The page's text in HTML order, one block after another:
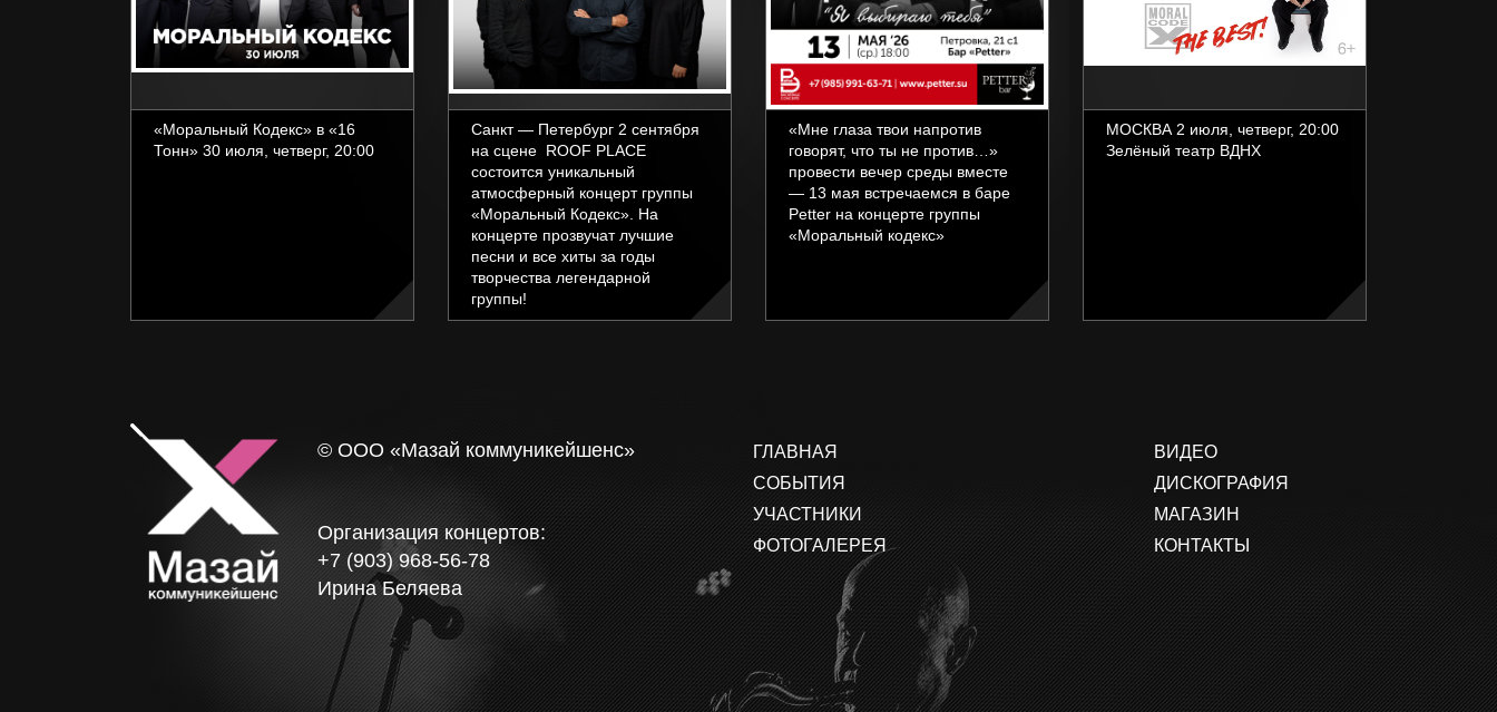
«Моральный Кодекс» в «16
Тонн» 30 июля, четверг, 20:00
Санкт — Петербург 2 сентября
на сцене ROOF PLACE
состоится уникальный
атмосферный концерт группы
«Моральный Кодекс». На
концерте прозвучат лучшие
песни и все хиты за годы
творчества легендарной
группы!
«Мне глаза твои напротив
говорят, что ты не против…»
провести вечер среды вместе
— 13 мая встречаемся в баре
Petter на концерте группы
«Моральный кодекс»
МОСКВА 2 июля, четверг, 20:00
Зелёный театр ВДНХ
© ООО «Мазай коммуникейшенс»
Организация концертов:
+7 (903) 968-56-78
Ирина Беляева
ГЛАВНАЯ
СОБЫТИЯ
УЧАСТНИКИ
ФОТОГАЛЕРЕЯ
ВИДЕО
ДИСКОГРАФИЯ
МАГАЗИН
КОНТАКТЫ